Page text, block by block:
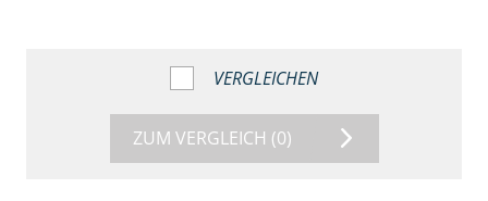
VERGLEICHEN
ZUM VERGLEICH (0)